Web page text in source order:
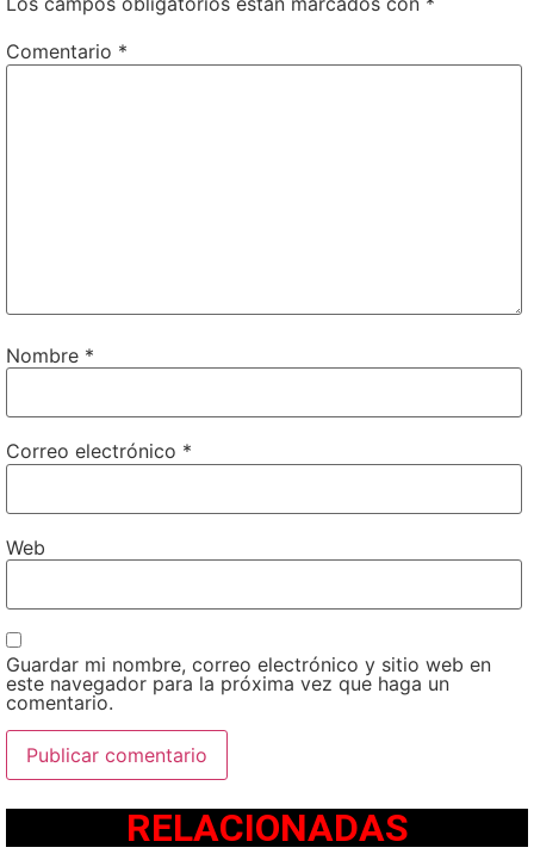
Comentario *
Nombre *
Correo electrónico *
Web
Guardar mi nombre, correo electrónico y sitio web en
este navegador para la próxima vez que haga un
comentario.
RELACIONADAS